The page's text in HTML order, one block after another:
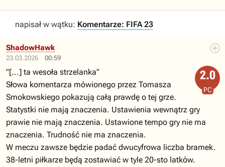
napisał w wątku: Komentarze: FIFA 23
23.03.2026 00:59
ShadowHawk
2.0
PC
"[...] ta wesoła strzelanka"
Słowa komentarza mówionego przez Tomasza
Smokowskiego pokazują całą prawdę o tej grze.
Statystki nie mają znaczenia. Ustawienia wewnątrz gry
prawie nie mają znaczenia. Ustawione tempo gry nie ma
znaczenia. Trudność nie ma znaczenia.
W meczu zawsze będzie padać dwucyfrowa liczba bramek.
38-letni piłkarze będą zostawiać w tyle 20-sto latków.